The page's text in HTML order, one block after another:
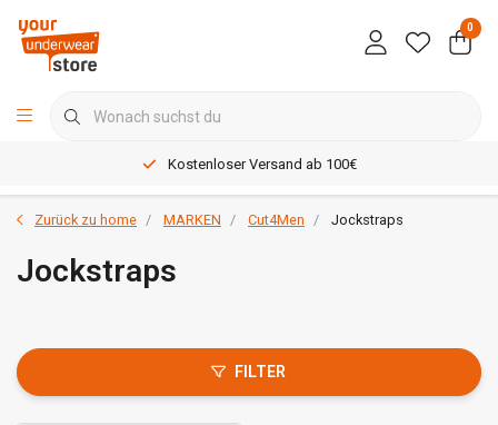
0
Kostenloser Versand ab 100€
Zurück zu home MARKEN Cut4Men Jockstraps
Jockstraps
FILTER